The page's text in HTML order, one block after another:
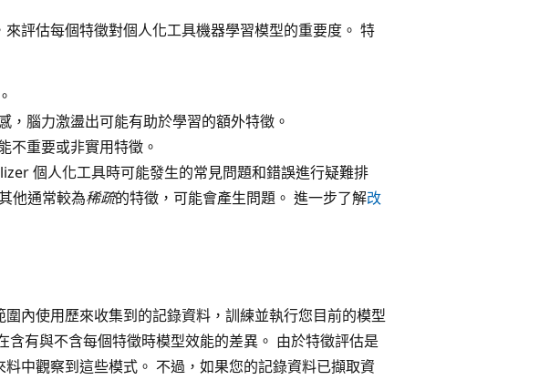
來評估每個特徵對個人化工具機器學習模型的重要度。 特
，腦力激盪出可能有助於學習的額外特徵。
不重要或非實用特徵。
個人化工具時可能發生的常見問題和錯誤進行疑難排
他通常較為稀疏的特徵，可能會產生問題。 進一步了解改
內使用歷來收集到的記錄資料，訓練並執行您目前的模型
有與不含每個特徵時模型效能的差異。 由於特徵評估是
中觀察到這些模式。 不過，如果您的記錄資料已擷取資